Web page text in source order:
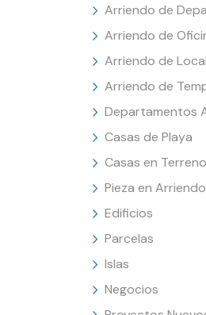
Arriendo de
Arriendo de
Arriendo de
Arriendo de
Departamentos
Casas de Playa
Casas en
Pieza en Arriendo
Edificios
Parcelas
Islas
Negocios